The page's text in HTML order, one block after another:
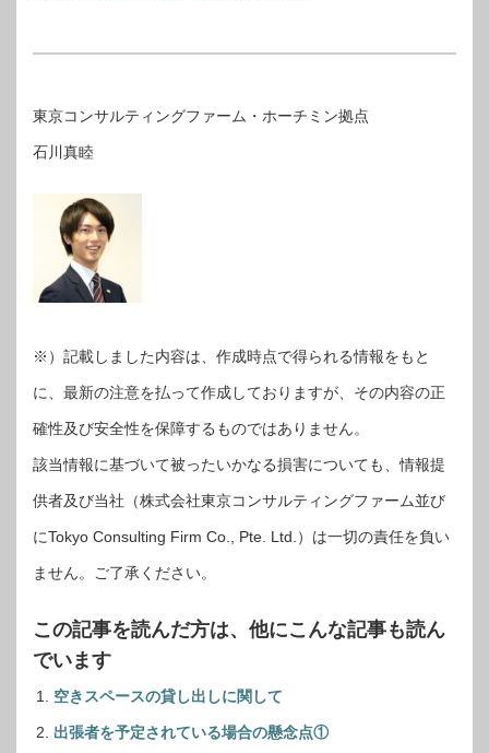
東京コンサルティングファーム・ホーチミン拠点
石川真睦
※）記載しました内容は、作成時点で得られる情報をもと
に、最新の注意を払って作成しておりますが、その内容の正
確性及び安全性を保障するものではありません。
該当情報に基づいて被ったいかなる損害についても、情報提
供者及び当社（株式会社東京コンサルティングファーム並び
にTokyo Consulting Firm Co., Pte. Ltd.）は一切の責任を負い
ません。ご了承ください。
この記事を読んだ方は、他にこんな記事も読ん
でいます
空きスペースの貸し出しに関して
出張者を予定されている場合の懸念点①